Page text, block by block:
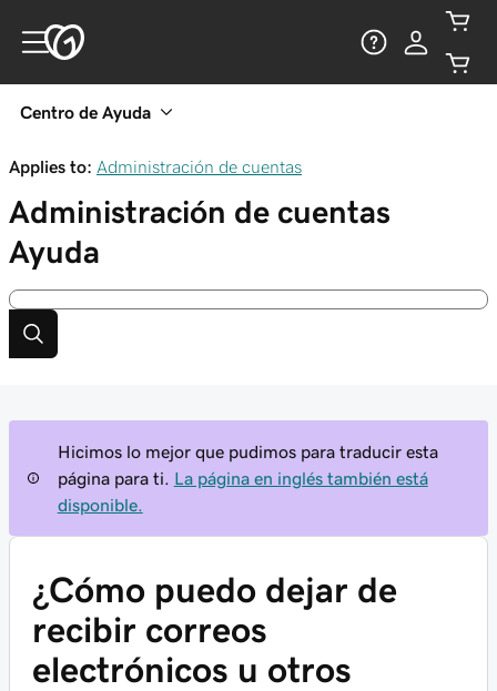
Centro de Ayuda
Applies to: Administración de cuentas
Administración de cuentas
Ayuda
Hicimos lo mejor que pudimos para traducir esta
página para ti.
La página en inglés también está
disponible.
¿Cómo puedo dejar de
recibir correos
electrónicos u otros